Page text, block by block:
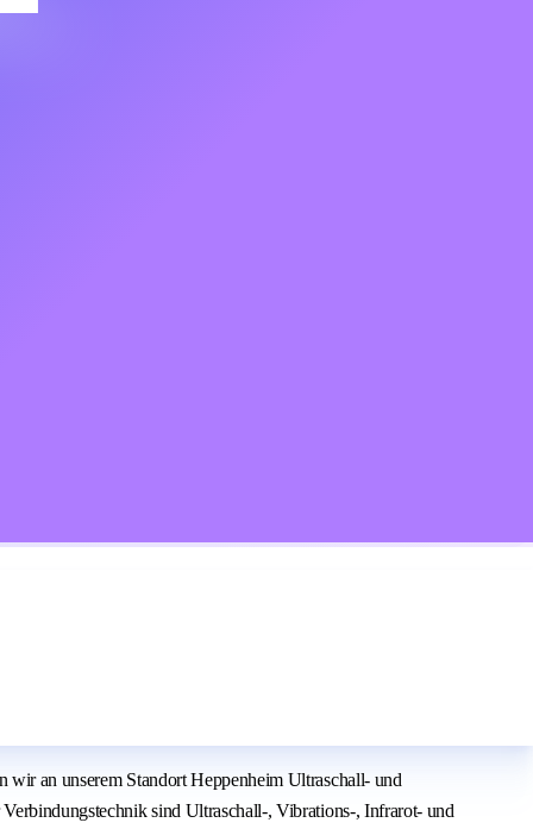
an unserem Standort Heppenheim Ultraschall- und
sind Ultraschall-, Vibrations-, Infrarot- und